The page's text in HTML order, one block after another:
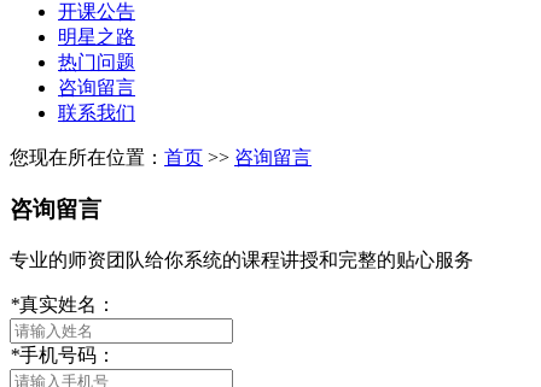
开课公告
明星之路
热门问题
咨询留言
联系我们
您现在所在位置： 首页 >> 咨询留言
咨询留言
专业的师资团队给你系统的课程讲授和完整的贴心服务
*真实姓名：
*手机号码：